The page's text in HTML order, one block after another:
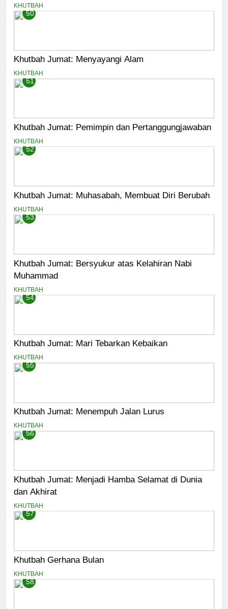
KHUTBAH
50
Khutbah Jumat: Menyayangi Alam
KHUTBAH
51
Khutbah Jumat: Pemimpin dan Pertanggungjawaban
KHUTBAH
52
Khutbah Jumat: Muhasabah, Membuat Diri Berubah
KHUTBAH
53
Khutbah Jumat: Bersyukur atas Kelahiran Nabi
Muhammad
KHUTBAH
54
Khutbah Jumat: Mari Tebarkan Kebaikan
KHUTBAH
55
Khutbah Jumat: Menempuh Jalan Lurus
KHUTBAH
56
Khutbah Jumat: Menjadi Hamba Selamat di Dunia
dan Akhirat
KHUTBAH
57
Khutbah Gerhana Bulan
KHUTBAH
58